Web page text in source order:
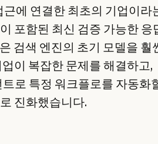
에 연결한 최초의 기업이라
포함된 최신 검증 가능한 응
검색 엔진의 초기 모델을 훨
이 복잡한 문제를 해결하고,
로 특정 워크플로를 자동화
진화했습니다.